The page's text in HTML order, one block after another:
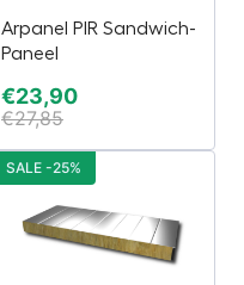
Arpanel PIR Sandwich-
Paneel
€23,90
€27,85
SALE -25%